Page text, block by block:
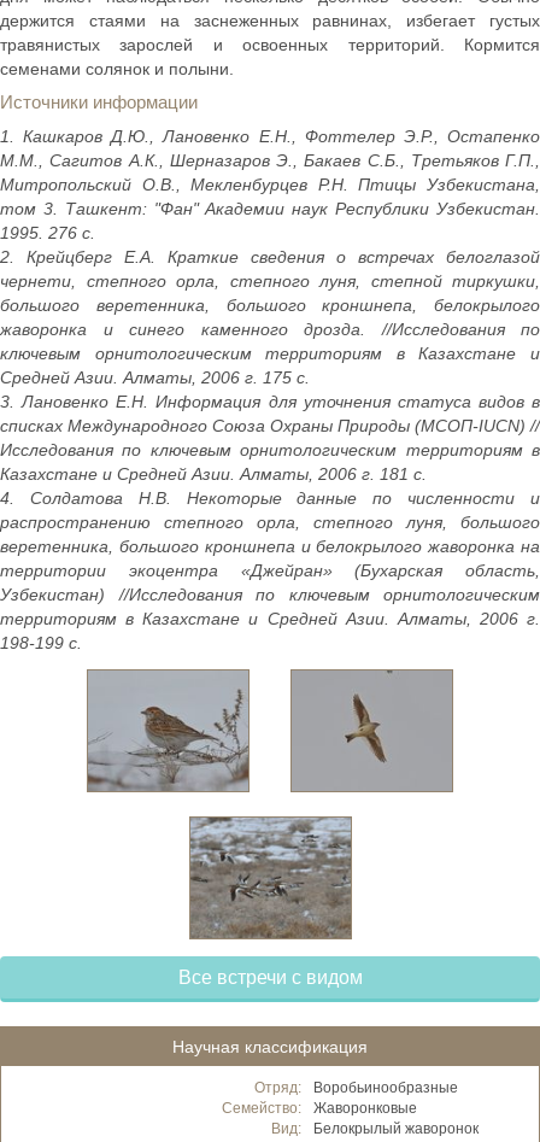
держится стаями на заснеженных равнинах, избегает густых
травянистых зарослей и освоенных территорий. Кормится
семенами солянок и полыни.
Источники информации
1. Кашкаров Д.Ю., Лановенко Е.Н., Фоттелер Э.Р., Остапенко
М.М., Сагитов А.К., Шерназаров Э., Бакаев С.Б., Третьяков Г.П.,
Митропольский О.В., Мекленбурцев Р.Н. Птицы Узбекистана,
том 3. Ташкент: "Фан" Академии наук Республики Узбекистан.
1995. 276 с.
2. Крейцберг Е.А. Краткие сведения о встречах белоглазой
чернети, степного орла, степного луня, степной тиркушки,
большого веретенника, большого кроншнепа, белокрылого
жаворонка и синего каменного дрозда. //Исследования по
ключевым орнитологическим территориям в Казахстане и
Средней Азии. Алматы, 2006 г. 175 с.
3. Лановенко Е.Н. Информация для уточнения статуса видов в
списках Международного Союза Охраны Природы (МСОП-IUCN) //
Исследования по ключевым орнитологическим территориям в
Казахстане и Средней Азии. Алматы, 2006 г. 181 с.
4. Солдатова Н.В. Некоторые данные по численности и
распространению степного орла, степного луня, большого
веретенника, большого кроншнепа и белокрылого жаворонка на
территории экоцентра «Джейран» (Бухарская область,
Узбекистан) //Исследования по ключевым орнитологическим
территориям в Казахстане и Средней Азии. Алматы, 2006 г.
198-199 с.
Все встречи с видом
Научная классификация
Отряд:
Воробьинообразные
Семейство:
Жаворонковые
Вид:
Белокрылый жаворонок